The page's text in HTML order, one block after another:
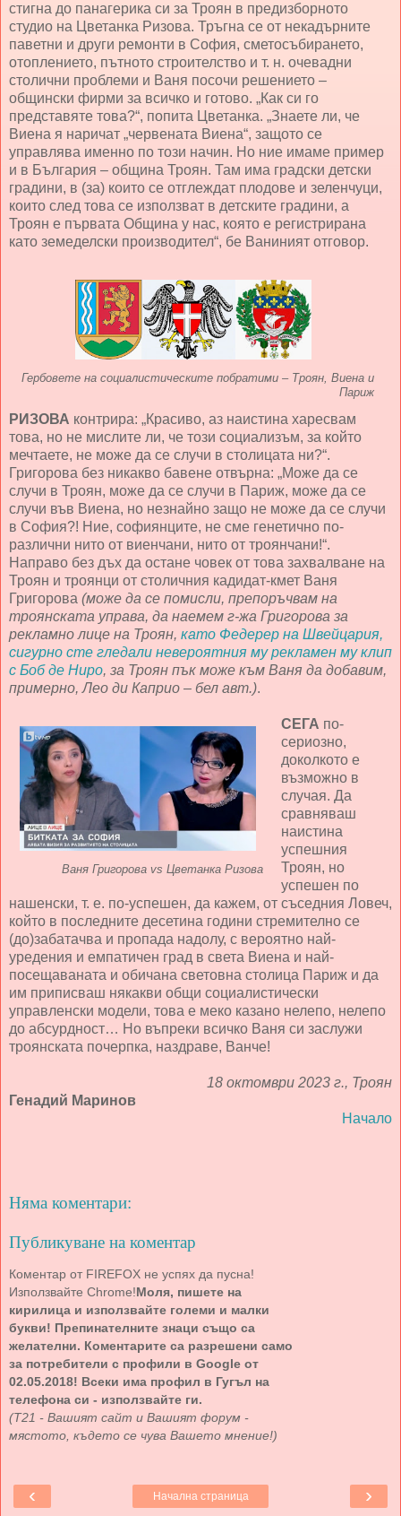
стигна до панагерика си за Троян в предизборното
студио на Цветанка Ризова. Тръгна се от некадърните
паветни и други ремонти в София, сметосъбирането,
отоплението, пътното строителство и т. н. очевадни
столични проблеми и Ваня посочи решението –
общински фирми за всичко и готово. „Как си го
представяте това?“, попита Цветанка. „Знаете ли, че
Виена я наричат „червената Виена“, защото се
управлява именно по този начин. Но ние имаме пример
и в България – община Троян. Там има градски детски
градини, в (за) които се отглеждат плодове и зеленчуци,
които след това се използват в детските градини, а
Троян е първата Община у нас, която е регистрирана
като земеделски производител“, бе Ваниният отговор.
Гербовете на социалистическите побратими – Троян, Виена и
Париж
РИЗОВА контрира: „Красиво, аз наистина харесвам
това, но не мислите ли, че този социализъм, за който
мечтаете, не може да се случи в столицата ни?“.
Григорова без никакво бавене отвърна: „Може да се
случи в Троян, може да се случи в Париж, може да се
случи във Виена, но незнайно защо не може да се случи
в София?! Ние, софиянците, не сме генетично по-
различни нито от виенчани, нито от троянчани!“.
Направо без дъх да остане човек от това захвалване на
Троян и троянци от столичния кадидат-кмет Ваня
Григорова (може да се помисли, препоръчвам на
троянската управа, да наемем г-жа Григорова за
рекламно лице на Троян, като Федерер на Швейцария,
сигурно сте гледали невероятния му рекламен му клип
с Боб де Ниро, за Троян пък може към Ваня да добавим,
примерно, Лео ди Каприо – бел авт.).
Ваня Григорова vs Цветанка Ризова
СЕГА по-
сериозно,
доколкото е
възможно в
случая. Да
сравняваш
наистина
успешния
Троян, но
успешен по
нашенски, т. е. по-успешен, да кажем, от съседния Ловеч,
който в последните десетина години стремително се
(до)забатачва и пропада надолу, с вероятно най-
уредения и емпатичен град в света Виена и най-
посещаваната и обичана световна столица Париж и да
им приписваш някакви общи социалистически
управленски модели, това е меко казано нелепо, нелепо
до абсурдност… Но въпреки всичко Ваня си заслужи
троянската почерпка, наздраве, Ванче!
18 октомври 2023 г., Троян
Генадий Маринов
Начало
Няма коментари:
Публикуване на коментар
Коментар от FIREFOX не успях да пусна!
Използвайте Chrome!Моля, пишете на
кирилица и използвайте големи и малки
букви! Препинателните знаци също са
желателни. Коментарите са разрешени само
за потребители с профили в Google от
02.05.2018! Всеки има профил в Гугъл на
телефона си - използвайте ги.
(Т21 - Вашият сайт и Вашият форум -
мястото, където се чува Вашето мнение!)
‹ ›
Начална страница